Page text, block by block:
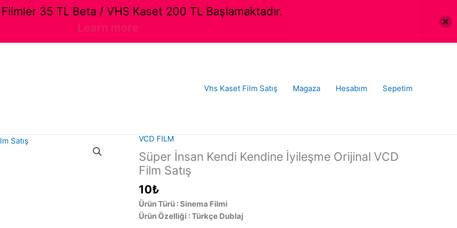
Vhs Kaset Film Satış Magaza Hesabım Sepetim
VCD FILM
Süper İnsan Kendi Kendine İyileşme Orijinal VCD
Film Satış
10₺
Ürün Türü : Sinema Filmi
Ürün Özelliği : Türkçe Dublaj
35 TL Beta / VHS Kaset 200 TL Başlamaktadır.
Learn more